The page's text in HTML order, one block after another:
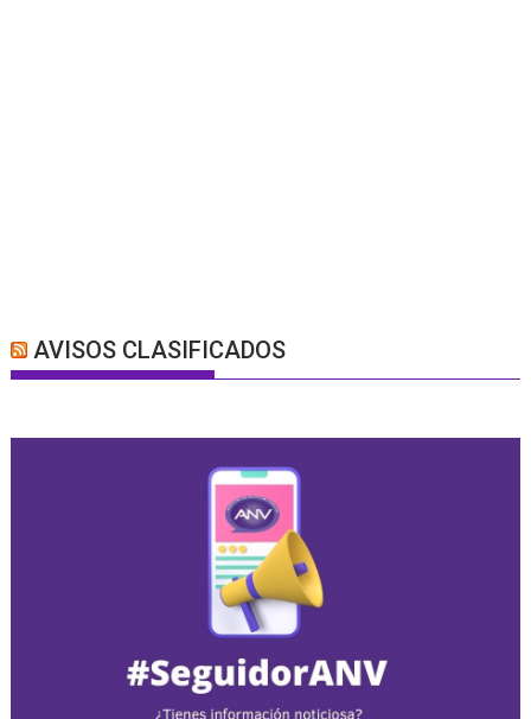
AVISOS CLASIFICADOS